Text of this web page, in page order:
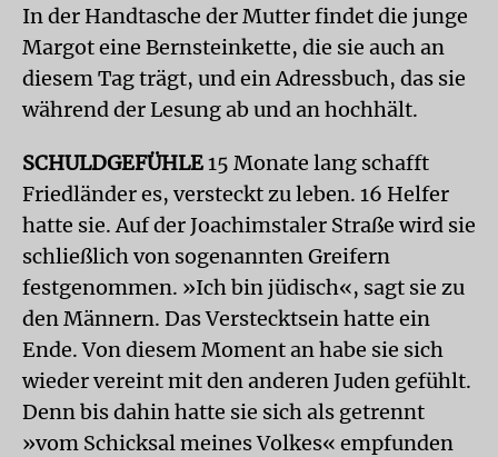
In der Handtasche der Mutter findet die junge
Margot eine Bernsteinkette, die sie auch an
diesem Tag trägt, und ein Adressbuch, das sie
während der Lesung ab und an hochhält.
SCHULDGEFÜHLE15 Monate lang schafft
Friedländer es, versteckt zu leben. 16 Helfer
hatte sie. Auf der Joachimstaler Straße wird sie
schließlich von sogenannten Greifern
festgenommen. »Ich bin jüdisch«, sagt sie zu
den Männern. Das Verstecktsein hatte ein
Ende. Von diesem Moment an habe sie sich
wieder vereint mit den anderen Juden gefühlt.
Denn bis dahin hatte sie sich als getrennt
»vom Schicksal meines Volkes« empfunden